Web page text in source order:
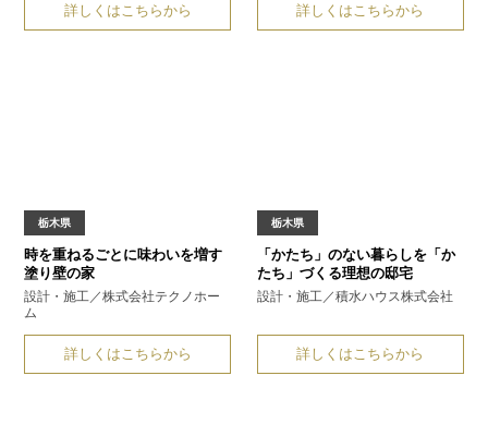
詳しくはこちらから 詳しくはこちらから
栃木県
時を重ねるごとに味わいを増す
塗り壁の家
設計・施工／株式会社テクノホー
ム
詳しくはこちらから
栃木県
「かたち」のない暮らしを 「か
たち」づくる理想の邸宅
設計・施工／積水ハウス株式会社
詳しくはこちらから